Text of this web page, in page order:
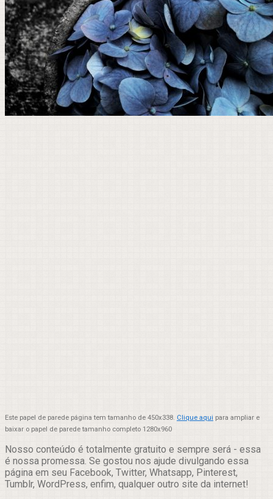
Este papel de parede página tem tamanho de 450x338. Clique aqui para ampliar e
baixar o papel de parede tamanho completo 1280x960
Nosso conteúdo é totalmente gratuito e sempre será - essa
é nossa promessa. Se gostou nos ajude divulgando essa
página em seu Facebook, Twitter, Whatsapp, Pinterest,
Tumblr, WordPress, enfim, qualquer outro site da internet!